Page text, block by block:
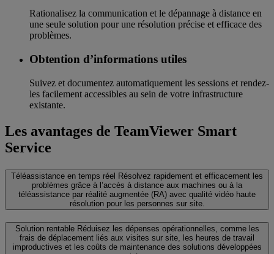
Rationalisez la communication et le dépannage à distance en
une seule solution pour une résolution précise et efficace des
problèmes.
Obtention d’informations utiles
Suivez et documentez automatiquement les sessions et rendez-
les facilement accessibles au sein de votre infrastructure
existante.
Les avantages de TeamViewer Smart
Service
Téléassistance en temps réel Résolvez rapidement et efficacement les
problèmes grâce à l’accès à distance aux machines ou à la
téléassistance par réalité augmentée (RA) avec qualité vidéo haute
résolution pour les personnes sur site.
Solution rentable Réduisez les dépenses opérationnelles, comme les
frais de déplacement liés aux visites sur site, les heures de travail
improductives et les coûts de maintenance des solutions développées